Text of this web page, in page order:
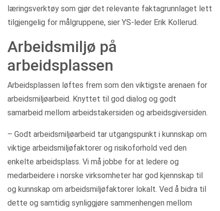
læringsverktøy som gjør det relevante faktagrunnlaget lett
tilgjengelig for målgruppene, sier YS-leder Erik Kollerud.
Arbeidsmiljø på
arbeidsplassen
Arbeidsplassen løftes frem som den viktigste arenaen for
arbeidsmiljøarbeid. Knyttet til god dialog og godt
samarbeid mellom arbeidstakersiden og arbeidsgiversiden.
– Godt arbeidsmiljøarbeid tar utgangspunkt i kunnskap om
viktige arbeidsmiljøfaktorer og risikoforhold ved den
enkelte arbeidsplass. Vi må jobbe for at ledere og
medarbeidere i norske virksomheter har god kjennskap til
og kunnskap om arbeidsmiljøfaktorer lokalt. Ved å bidra til
dette og samtidig synliggjøre sammenhengen mellom